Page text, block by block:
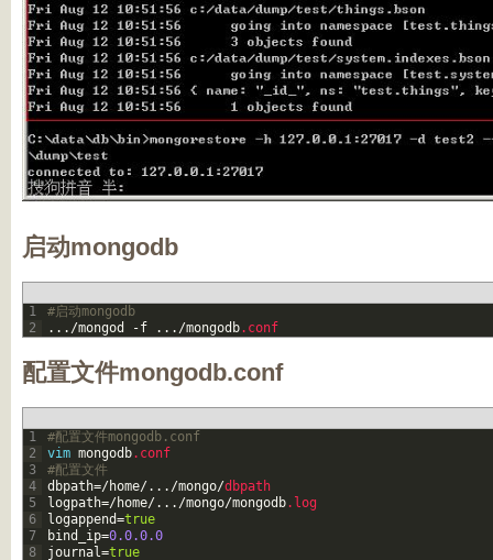
启动mongodb
1
2
#启动mongodb
. . . /mongod -f . . . /mongodb.conf
配置文件mongodb.conf
1
2
3
4
5
6
7
8
#配置文件mongodb.conf
vim mongodb.conf
#配置文件
dbpath=/home/. . . /mongo/dbpath
logpath=/home/. . . /mongo/mongodb.log
logappend=true
bind_ip=0.0.0.0
journal=true